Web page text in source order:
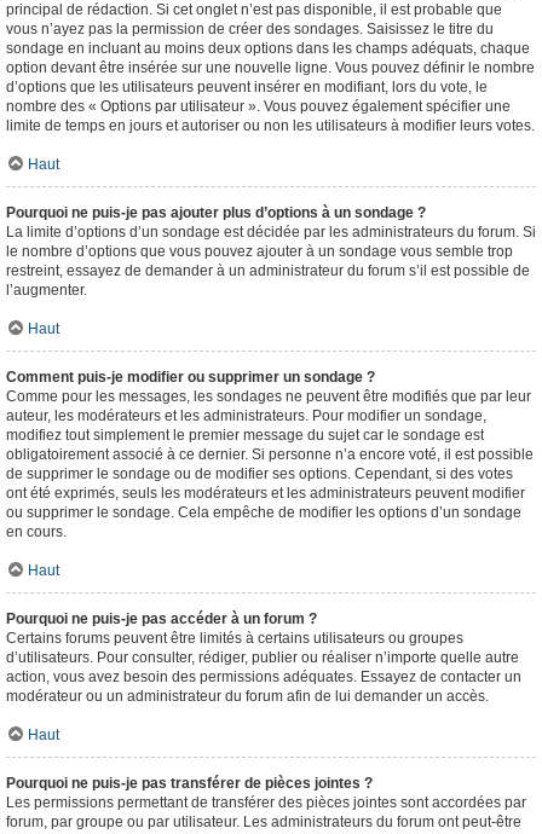
principal de rédaction. Si cet onglet n’est pas disponible, il est probable que
vous n’ayez pas la permission de créer des sondages. Saisissez le titre du
sondage en incluant au moins deux options dans les champs adéquats, chaque
option devant être insérée sur une nouvelle ligne. Vous pouvez définir le nombre
d’options que les utilisateurs peuvent insérer en modifiant, lors du vote, le
nombre des « Options par utilisateur ». Vous pouvez également spécifier une
limite de temps en jours et autoriser ou non les utilisateurs à modifier leurs votes.
Haut
Pourquoi ne puis-je pas ajouter plus d’options à un sondage ?
La limite d’options d’un sondage est décidée par les administrateurs du forum. Si
le nombre d’options que vous pouvez ajouter à un sondage vous semble trop
restreint, essayez de demander à un administrateur du forum s’il est possible de
l’augmenter.
Haut
Comment puis-je modifier ou supprimer un sondage ?
Comme pour les messages, les sondages ne peuvent être modifiés que par leur
auteur, les modérateurs et les administrateurs. Pour modifier un sondage,
modifiez tout simplement le premier message du sujet car le sondage est
obligatoirement associé à ce dernier. Si personne n’a encore voté, il est possible
de supprimer le sondage ou de modifier ses options. Cependant, si des votes
ont été exprimés, seuls les modérateurs et les administrateurs peuvent modifier
ou supprimer le sondage. Cela empêche de modifier les options d’un sondage
en cours.
Haut
Pourquoi ne puis-je pas accéder à un forum ?
Certains forums peuvent être limités à certains utilisateurs ou groupes
d’utilisateurs. Pour consulter, rédiger, publier ou réaliser n’importe quelle autre
action, vous avez besoin des permissions adéquates. Essayez de contacter un
modérateur ou un administrateur du forum afin de lui demander un accès.
Haut
Pourquoi ne puis-je pas transférer de pièces jointes ?
Les permissions permettant de transférer des pièces jointes sont accordées par
forum, par groupe ou par utilisateur. Les administrateurs du forum ont peut-être